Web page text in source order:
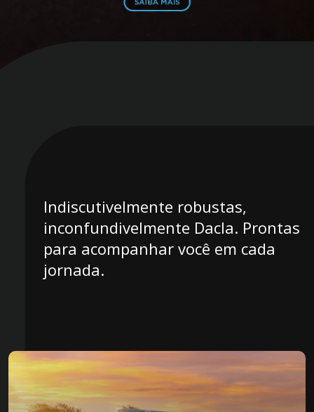
Indiscutivelmente robustas,
inconfundivelmente Dacla. Prontas
para acompanhar você em cada
jornada.